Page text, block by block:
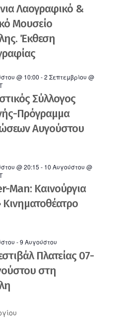
Λαογραφικό &
Μουσείο
Έκθεση
@ 10:00 -2 Σεπτεμβρίου @
Σύλλογος
Πρόγραμμα
Αυγούστου
@ 20:15 - 10 Αυγούστου @
Man: Καινούργια
-9 Αυγούστου
Πλατείας 07-
στη